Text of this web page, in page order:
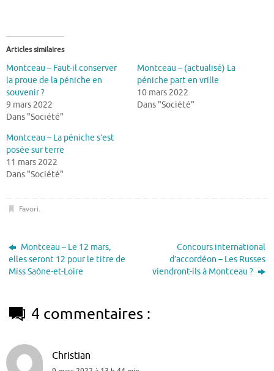
Articles similaires
Montceau – Faut-il conserver
la proue de la péniche en
souvenir ?
9 mars 2022
Dans "Société"
Montceau – (actualisé) La
péniche part en vrille
10 mars 2022
Dans "Société"
Montceau – La péniche s’est
posée sur terre
11 mars 2022
Dans "Société"
Favori.
Montceau – Le 12 mars,
elles seront 12 pour le titre de
Miss Saône-et-Loire
Concours international
d’accordéon – Les Russes
viendront-ils à Montceau ?
4 commentaires :
Christian